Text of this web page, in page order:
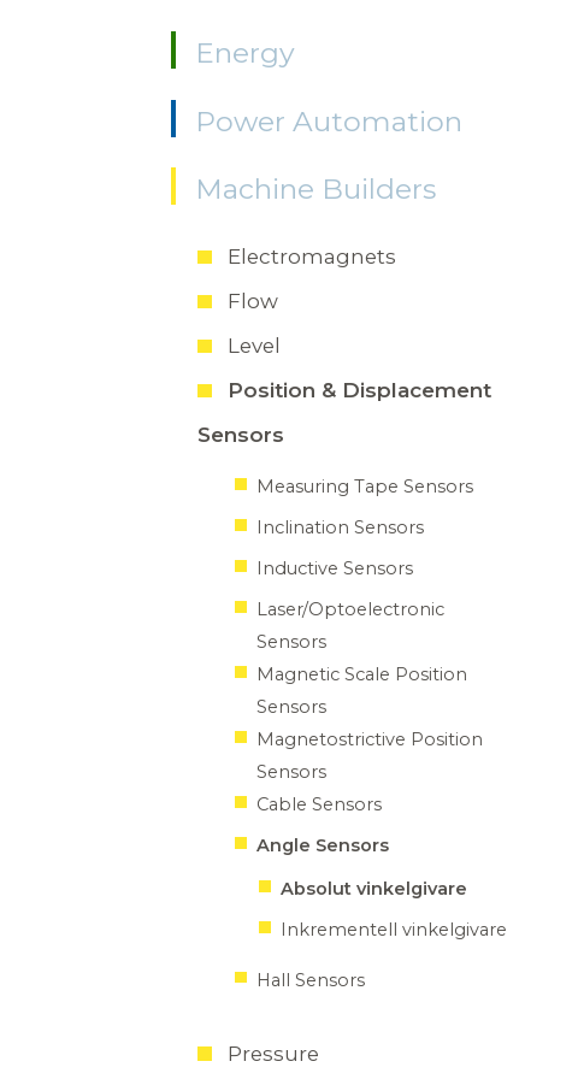
Energy
Power Automation
Machine Builders
Electromagnets
Flow
Level
Position & Displacement
Sensors
Measuring Tape Sensors
Inclination Sensors
Inductive Sensors
Laser/Optoelectronic
Sensors
Magnetic Scale Position
Sensors
Magnetostrictive Position
Sensors
Cable Sensors
Angle Sensors
Absolut vinkelgivare
Inkrementell vinkelgivare
Hall Sensors
Pressure